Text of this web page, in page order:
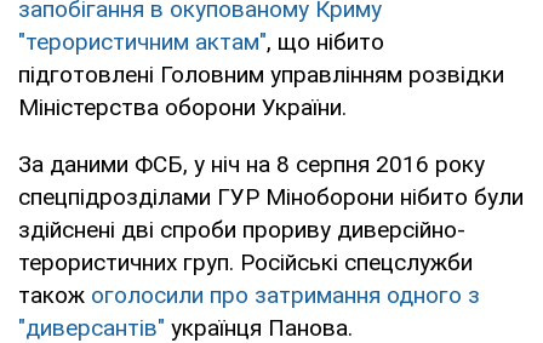
запобігання в окупованому Криму
"терористичним актам", що нібито
підготовлені Головним управлінням розвідки
Міністерства оборони України.
За даними ФСБ, у ніч на 8 серпня 2016 року
спецпідрозділами ГУР Міноборони нібито були
здійснені дві спроби прориву диверсійно-
терористичних груп. Російські спецслужби
також оголосили про затримання одного з
"диверсантів" українця Панова.